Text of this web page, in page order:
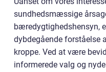
sundhedsmæssige
bæredygtighedshensyn,
dybdegående forståelse
kroppe. Ved at være
informerede valg og